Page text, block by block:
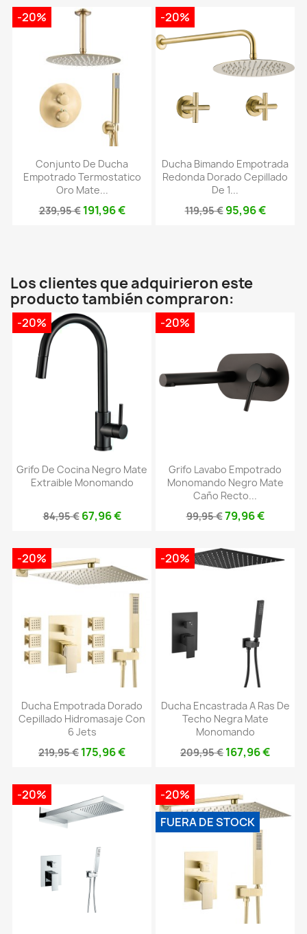
Conjunto De Ducha
Empotrado Termostatico
Oro Mate...
239,95 € 191,96 €
-20%
Ducha Bimando Empotrada
Redonda Dorado Cepillado
De 1...
119,95 € 95,96 €
-20%
Los clientes que adquirieron este
producto también compraron:
Grifo De Cocina Negro Mate
Extraible Monomando
84,95 € 67,96 €
-20%
Grifo Lavabo Empotrado
Monomando Negro Mate
Caño Recto...
99,95 €79,96 €
-20%
Ducha Empotrada Dorado
Cepillado Hidromasaje Con
6 Jets
219,95 € 175,96 €
-20%
Ducha Encastrada A Ras De
Techo Negra Mate
Monomando
209,95 € 167,96 €
-20%
-20%
-20%
FUERA DE STOCK